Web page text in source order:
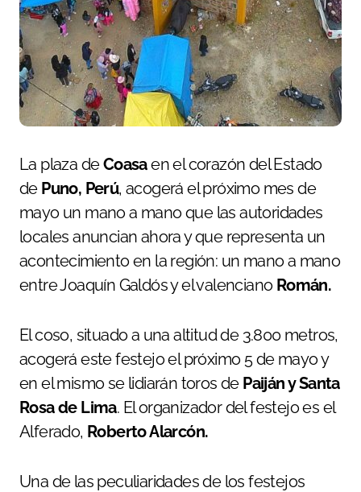
La plaza deCoasaen el corazón del Estado
de Puno, Perú, acogerá el próximo mes de
mayo un mano a mano que las autoridades
locales anuncian ahora y que representa un
acontecimiento en la región: un mano a mano
entre Joaquín Galdós y el valencianoRomán.
El coso, situado a una altitud de 3.800 metros,
acogerá este festejo el próximo 5 de mayo y
en el mismo se lidiarán toros de Paiján y Santa
Rosa de Lima. El organizador del festejo es el
Alferado, Roberto Alarcón.
Una de las peculiaridades de los festejos